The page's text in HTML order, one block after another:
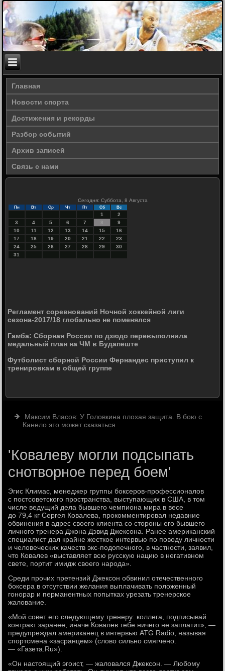
Главная
Новости спорта
Достижения и рекорды
Разбор событий
Архив записей
Связь с нами
Сегодня: Суббота, 8 Августа
Пн Вт Ср Чт Пт Сб Вс
1
2
3
4 5 6 7 8
9
10
11 12 13 14 15
16
17
18 19 20 21 22
23
24
25 26 27 28 29
30
31
Регламент соревнований Ночной хоккейной лиги
сезона-2017/18 глобально не поменялся
Гамба: Сборная России по дзюдо перевыполнила
медальный план на ЧМ в Будапеште
Футболист сборной России Фернандес приступил к
тренировкам в общей группе
Максим Власов: У Головкина плохая защита. В бою с
Канело это может сказаться
'Ковалеву могли подсыпать
снотворное перед боем'
Эгис Климас, менеджер группы боксеров-профессионалов
с постсоветского пространства, выступающих в США, в том
числе ведущий дела бывшего чемпиона мира в весе
до 79,4 кг Сергея Ковалева, прокомментировал недавние
обвинения в адрес своего клиента со стороны его бывшего
личного тренера Джона Дэвид Джексона. Ранее американский
специалист дал крайне жесткое интервью по поводу личности
и человеческих качеств экс-подопечного, в частности, заявил,
что Ковалев «выставляет всю русскую нацию в негативном
свете, портит имидж своего народа».
Среди прочих претензий Джексон обвинил отечественного
боксера в отсутствии желания выплачивать положенный
гонорар и перманентных попытках урезать тренерское
жалование.
«Мой совет его следующему тренеру: коллега, подписывай
контракт заранее, иначе Ковалев тебе ничего не заплатит», —
предупреждал американец в интервью ATG Radio, называя
спортсмена «засранцем» (слово сильно смягчено.
— «Газета.Ru»).
«Он настоящий эгоист, — жаловался Джексон. — Любому